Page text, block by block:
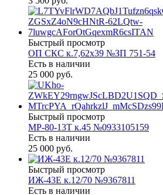
Быстрый просмотр
ОП СКС к.7,62х39 №ЗП 751-54
Есть в наличии
25 000 руб.
Быстрый просмотр
МР-80-13Т к.45 №0933105159
Есть в наличии
25 000 руб.
Быстрый просмотр
ИЖ-43Е к.12/70 №9367811
Есть в наличии